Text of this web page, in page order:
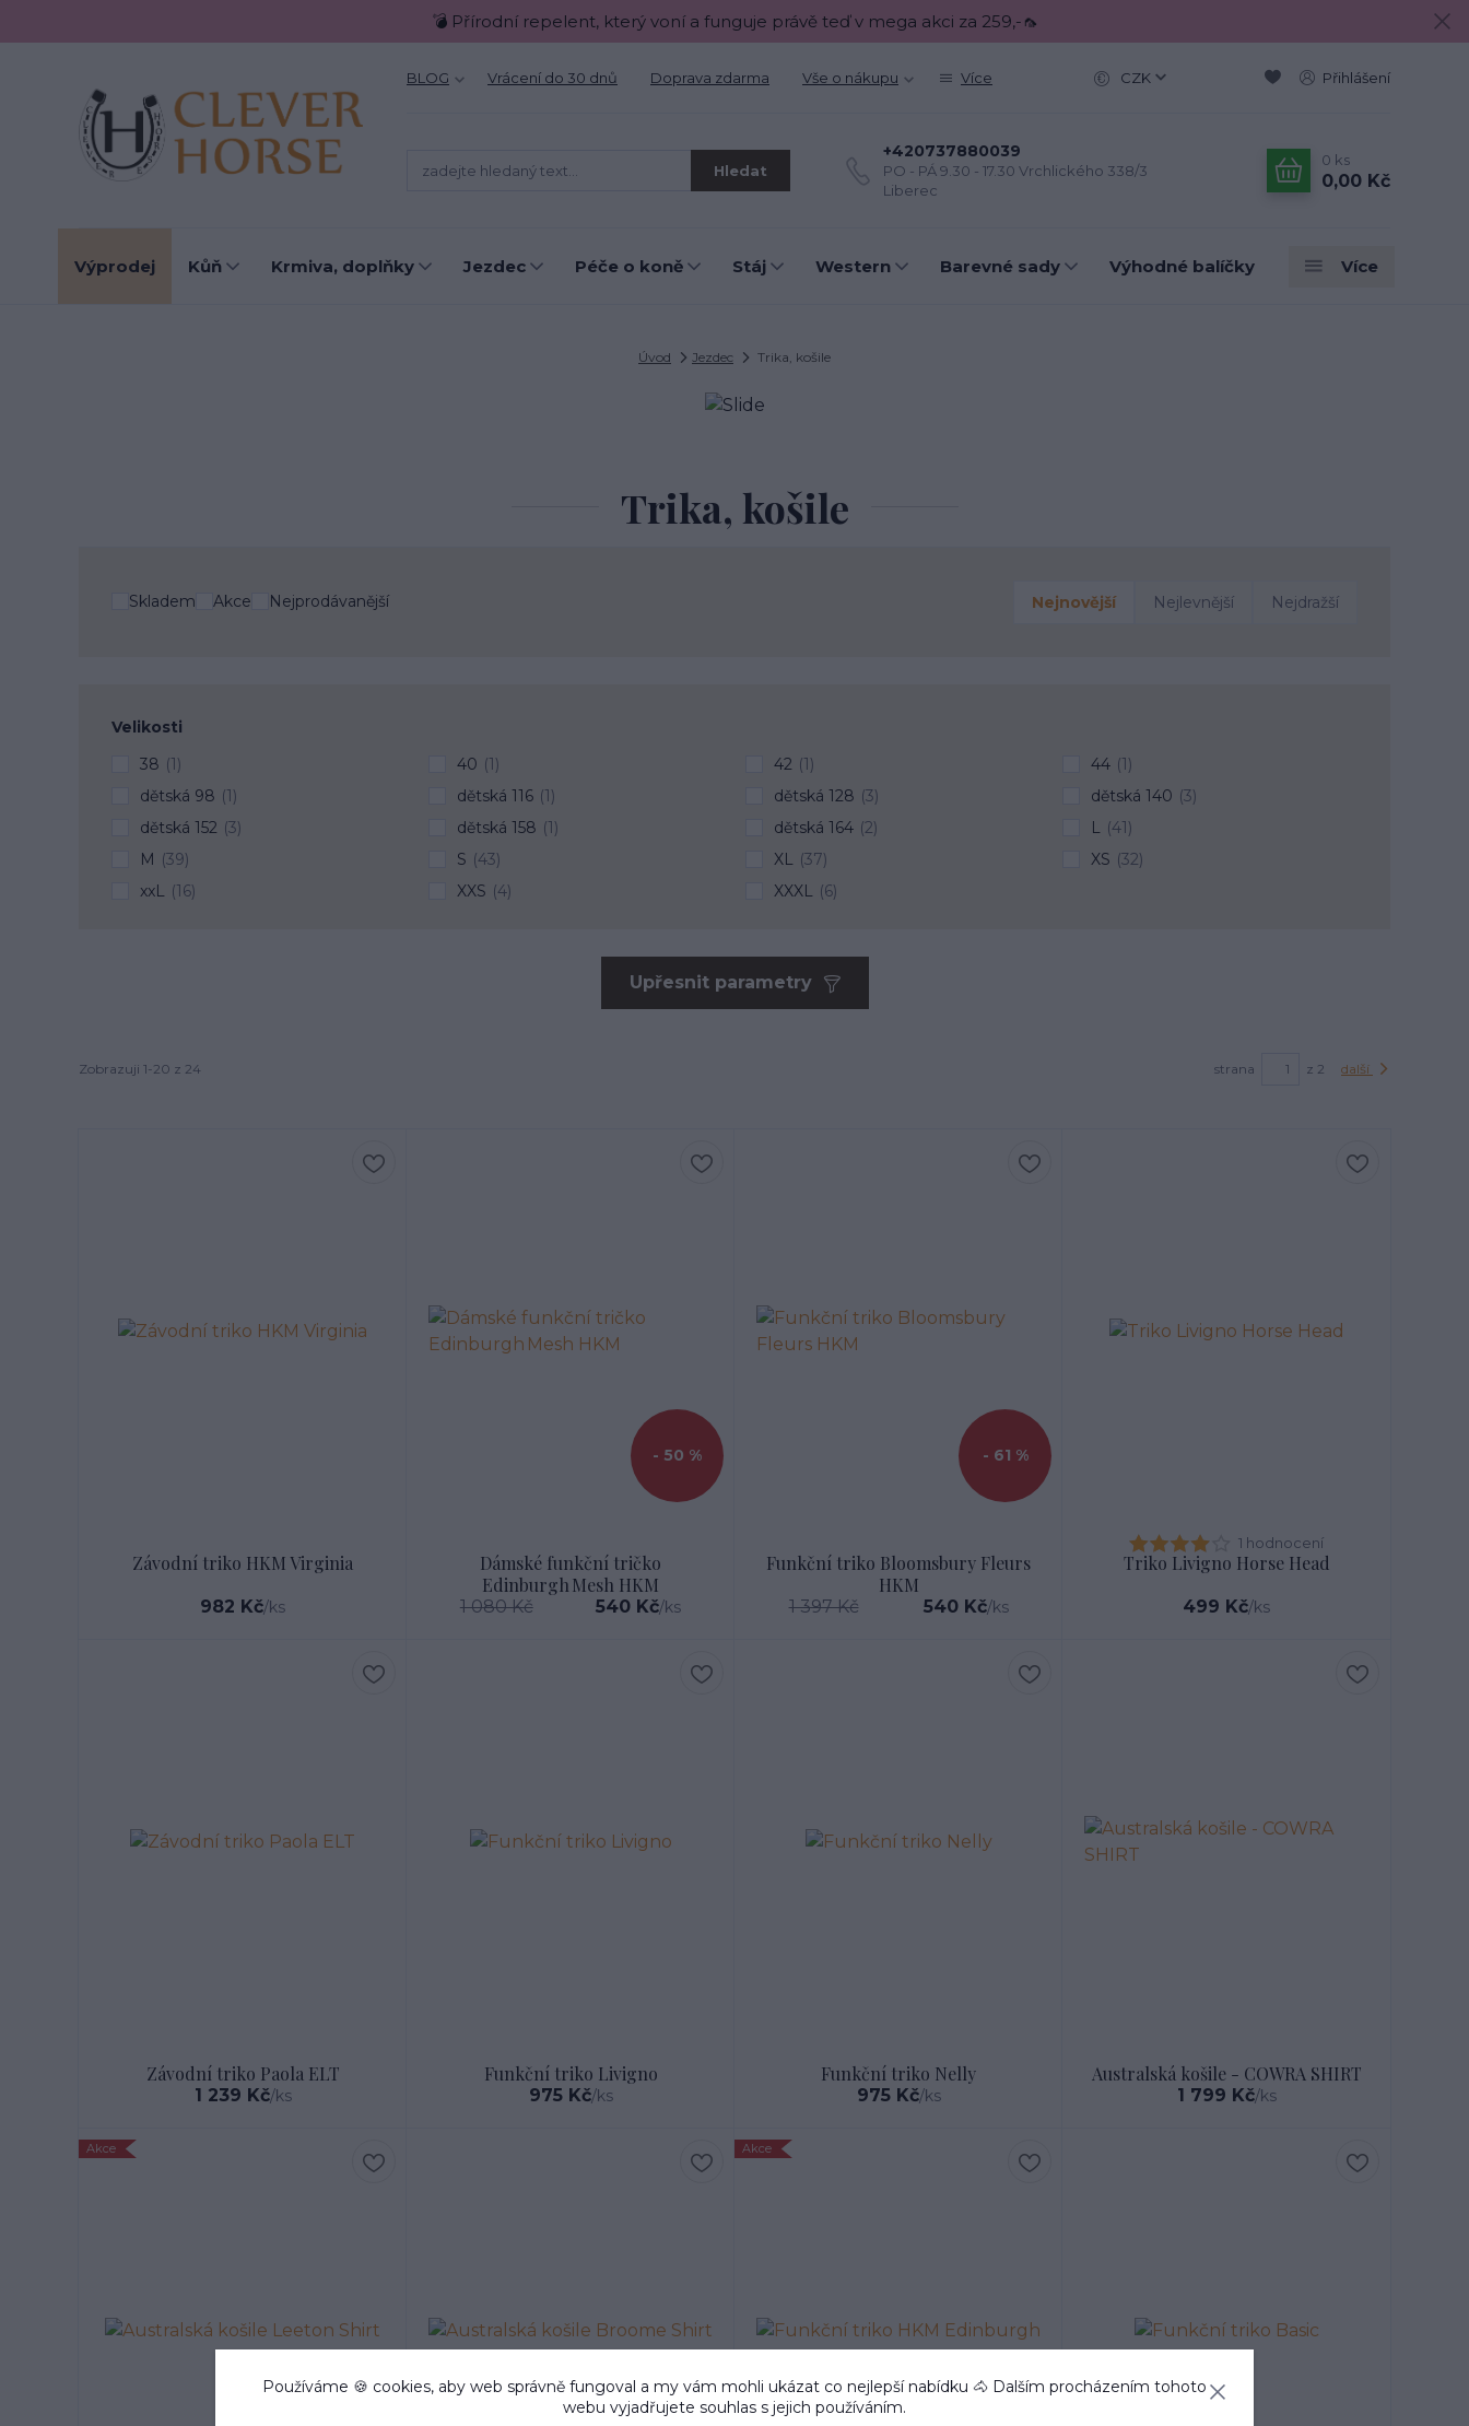
💣 Přírodní repelent, který voní a funguje právě teď v mega akci za 259,-🦟
BLOG Vrácení do 30 dnů Doprava zdarma Vše o nákupu Více CZK Přihlášení
Hledat
+420737880039
PO - PÁ 9.30 - 17.30 Vrchlického 338/3
Liberec
0 ks
0,00 Kč
Výprodej Kůň Krmiva, doplňky Jezdec Péče o koně Stáj Western Barevné sady Výhodné balíčky Více
Úvod Jezdec Trika, košile
Trika, košile
Upřesnit parametry
Skladem Akce Nejprodávanější Nejnovější Nejlevnější Nejdražší
Velikosti
38 (1) 40 (1) 42 (1) 44 (1)
dětská 98 (1) dětská 116 (1) dětská 128 (3) dětská 140 (3)
dětská 152 (3) dětská 158 (1) dětská 164 (2) L (41)
M (39) S (43) XL (37) XS (32)
xxL (16) XXS (4) XXXL (6)
Zobrazuji 1-20 z 24 strana z 2 další
Závodní triko HKM Virginia
982 Kč/ks
- 50 %
Dámské funkční tričko
Edinburgh Mesh HKM
1 080 Kč 540 Kč/ks
- 61 %
Funkční triko Bloomsbury Fleurs
HKM
1 397 Kč 540 Kč/ks
1 hodnocení
Triko Livigno Horse Head
499 Kč/ks
Závodní triko Paola ELT
1 239 Kč/ks
Funkční triko Livigno
975 Kč/ks
Funkční triko Nelly
975 Kč/ks
Australská košile - COWRA SHIRT
1 799 Kč/ks
Akce Akce
Používáme 🍪 cookies, aby web správně fungoval a my vám mohli ukázat co nejlepší nabídku 🐴 Dalším procházením tohoto
webu vyjadřujete souhlas s jejich používáním.